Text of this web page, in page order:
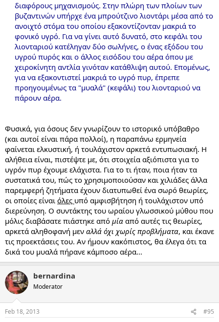
διαφόρους μηχανισμούς. Στην πλώρη των πλοίων των
βυζαντινών υπήρχε ένα μπρούτζινο λιοντάρι μέσα από το
ανοιχτό στόμα του οποίου εξακοντίζονταν μακριά το
φονικό υγρό. Για να γίνει αυτό δυνατό, στο κεφάλι του
λιονταριού κατέληγαν δύο σωλήνες, ο ένας εξόδου του
υγρού πυρός και ο άλλος εισόδου του αέρα όπου με
χειροκίνητη αντλία γινόταν κατάθλιψη αυτού. Επομένως,
για να εξακοντιστεί μακριά το υγρό πυρ, έπρεπε
προηγουμένως τα "μυαλά" (κεφάλι) του λιονταριού να
πάρουν αέρα.
Φυσικά, για όσους δεν γνωρίζουν το ιστορικό υπόβαθρο
(και αυτοί είναι πάρα πολλοί), η παραπάνω ερμηνεία
φαίνεται ελκυστική, ή τουλάχιστον αρκετά εντυπωσιακή. Η
αλήθεια είναι, πιστέψτε με, ότι στοιχεία αξιόπιστα για το
υγρόν πυρ έχουμε ελάχιστα. Για το τι ήταν, ποια ήταν τα
συστατικά του, πώς το χρησιμοποιούσαν και χιλιάδες άλλα
παρεμφερή ζητήματα έχουν διατυπωθεί ένα σωρό θεωρίες,
οι οποίες είναι όλες υπό αμφισβήτηση ή τουλάχιστον υπό
διερεύνηση. Ο συντάκτης του ωραίου γλωσσικού μύθου που
μόλις διαβάσατε πιάστηκε από μία από αυτές τις θεωρίες,
αρκετά αληθοφανή μεν αλλά όχι χωρίς προβλήματα, και έκανε
τις προεκτάσεις του. Αν ήμουν κακόπιστος, θα έλεγα ότι τα
δικά του μυαλά πήρανε κάμποσο αέρα...
bernardina
Moderator
Feb 18, 2013 #95